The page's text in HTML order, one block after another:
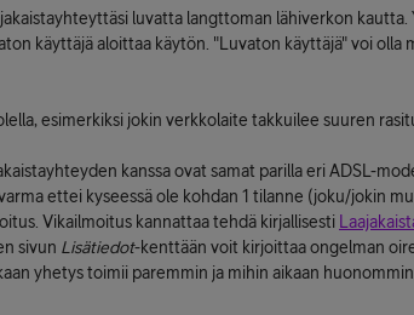
luvatta langttoman lähiverkon kautta.
käyttäjä aloittaa käytön. "Luvaton käyttäjä" voi olla
esimerkiksi jokin verkkolaite takkuilee suuren
kanssa ovat samat parilla eri ADSL-
ettei kyseessä ole kohdan 1 tilanne (joku/jokin
Vikailmoitus kannattaa tehdä kirjallisesti
sivun Lisätiedot-kenttään voit kirjoittaa ongelman
yhetys toimii paremmin ja mihin aikaan huonommin.